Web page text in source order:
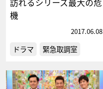
訪れるシリーズ最大の危
機
2017.06.08
ドラマ 緊急取調室